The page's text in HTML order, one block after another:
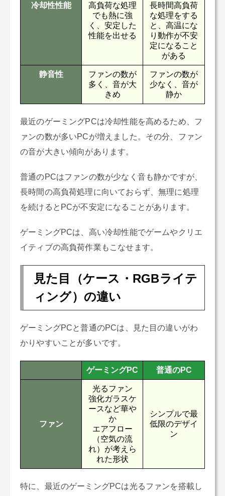
冷却性性能
高負荷な処理
でも熱に強
く、安定した
性能を出せる
長時間高負荷
な処理をする
と、高温にな
り動作が不安
定になること
がある
静音性
ファンの数が
多く、音が大
きめ
ファンの数が
少なく、音が
静か
最近のゲーミングPCは冷却性能を高めるため、フ
ァンの数が多いPCが増えました。その分、ファン
の音が大きい傾向があります。
普通のPCはファンの数が少なく音も静かですが、
長時間の高負荷処理に向いておらず、無理に処理
を続けるとPCが不安定になることがあります。
ゲーミングPCは、高い冷却性能でゲームやクリエ
イティブの高負荷作業もこなせます。
見た目（ケース・RGBライテ
ィング）の違い
ゲーミングPCと普通のPCは、見た目の違いがわ
かりやすいことが多いです。
ゲーミングPC 普通のPC
ファン
光るファン
強化ガラスケ
ースなど華や
か
エアフロー
（空気の流
れ）が考えら
れた形状
シンプルで最
低限のデザイ
ン
特に、最近のゲーミングPCは光るファンを搭載し